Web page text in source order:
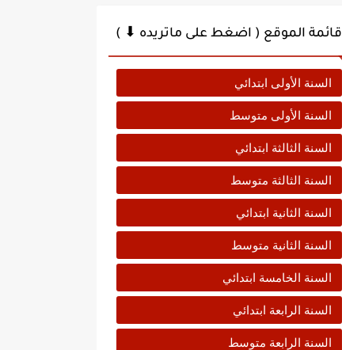
قائمة الموقع ( اضغط على ماتريده ⬇ )
السنة الأولى ابتدائي
السنة الأولى متوسط
السنة الثالثة ابتدائي
السنة الثالثة متوسط
السنة الثانية ابتدائي
السنة الثانية متوسط
السنة الخامسة ابتدائي
السنة الرابعة ابتدائي
السنة الرابعة متوسط